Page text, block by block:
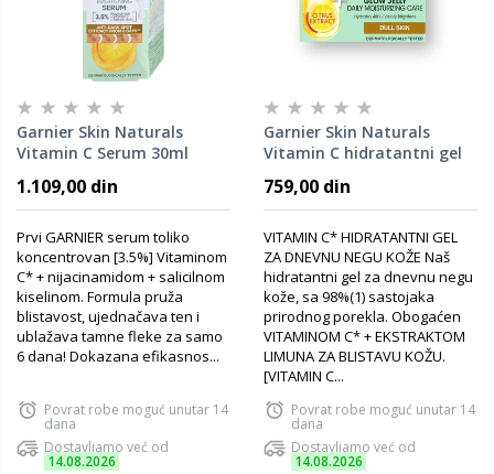
Garnier Skin Naturals
Vitamin C Serum 30ml
1.109,00 din
Prvi GARNIER serum toliko
koncentrovan [3.5%] Vitaminom
C* + nijacinamidom + salicilnom
kiselinom. Formula pruža
blistavost, ujednačava ten i
ublažava tamne fleke za samo
6 dana! Dokazana efikasnos...
Povrat robe moguć unutar 14
dana
Dostavljamo već od
14.08.2026
Garnier Skin Naturals
Vitamin C hidratantni gel
759,00 din
VITAMIN C* HIDRATANTNI GEL
ZA DNEVNU NEGU KOŽE Naš
hidratantni gel za dnevnu negu
kože, sa 98%(1) sastojaka
prirodnog porekla. Obogaćen
VITAMINOM C* + EKSTRAKTOM
LIMUNA ZA BLISTAVU KOŽU.
[VITAMIN C...
Povrat robe moguć unutar 14
dana
Dostavljamo već od
14.08.2026